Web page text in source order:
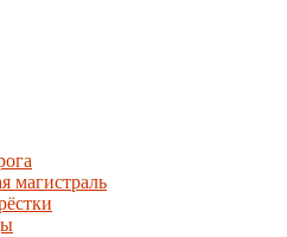
магистраль